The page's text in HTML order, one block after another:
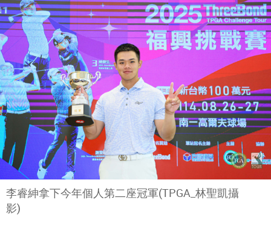
李睿紳拿下今年個人第二座冠軍(TPGA_林聖凱攝
影)